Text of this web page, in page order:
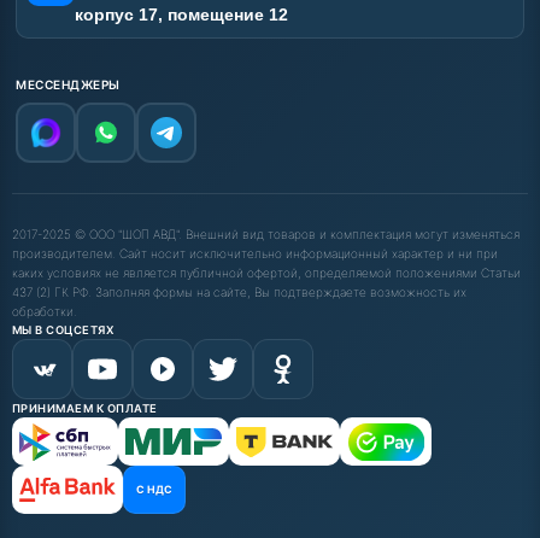
корпус 17, помещение 12
МЕССЕНДЖЕРЫ
2017-2025 © ООО "ШОП АВД". Внешний вид товаров и комплектация могут изменяться
производителем. Сайт носит исключительно информационный характер и ни при
каких условиях не является публичной офертой, определяемой положениями Статьи
437 (2) ГК РФ. Заполняя формы на сайте, Вы подтверждаете возможность их
обработки.
МЫ В СОЦСЕТЯХ
ПРИНИМАЕМ К ОПЛАТЕ
С НДС